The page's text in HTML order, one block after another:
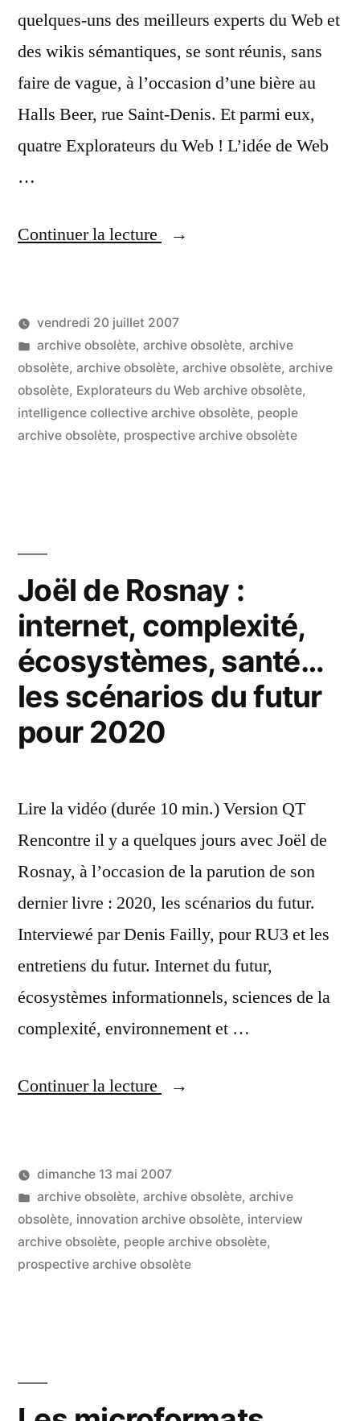
quelques-uns des meilleurs experts du Web et
des wikis sémantiques, se sont réunis, sans
faire de vague, à l’occasion d’une bière au
Halls Beer, rue Saint-Denis. Et parmi eux,
quatre Explorateurs du Web ! L’idée de Web
…
Continuer la lecture
« Mousse
wikis
et
le
web
Publié
par
LucL
vendredi 20 juillet 2007
Publié
dans
archive obsolète, archive obsolète, archive
obsolète, archive obsolète, archive obsolète, archive
obsolète, Explorateurs du Web archive obsolète,
intelligence collective archive obsolète, people
archive obsolète, prospective archive obsolète
Joël de Rosnay :
internet, complexité,
écosystèmes, santé…
les scénarios du futur
pour 2020
Lire la vidéo (durée 10 min.) Version QT
Rencontre il y a quelques jours avec Joël de
Rosnay, à l’occasion de la parution de son
dernier livre : 2020, les scénarios du futur.
Interviewé par Denis Failly, pour RU3 et les
entretiens du futur. Internet du futur,
écosystèmes informationnels, sciences de la
complexité, environnement et …
Continuer la lecture
« Joël
:
internet,
complexité,
écosystèmes,
Publié
par
LucL
dimanche 13 mai 2007
Publié
dans
archive obsolète, archive obsolète, archive
obsolète, innovation archive obsolète, interview
archive obsolète, people archive obsolète,
prospective archive obsolète